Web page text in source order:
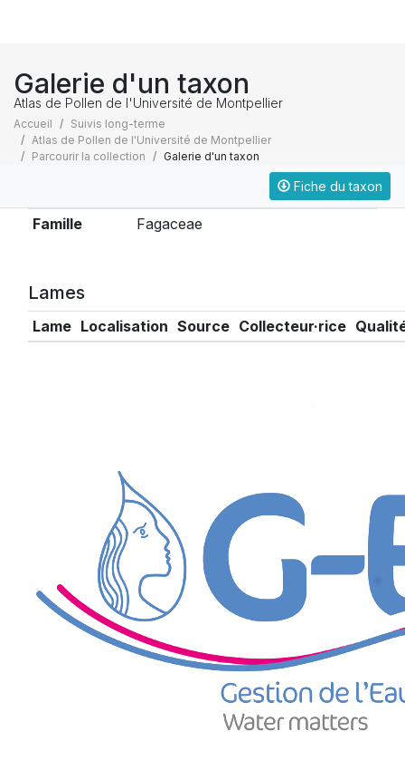
Galerie d'un taxon
Atlas de Pollen de l'Université de Montpellier
Accueil
Suivis long-terme
Atlas de Pollen de l'Université de Montpellier
Parcourir la collection
Galerie d'un taxon
Fiche du taxon
Famille Fagaceae
Lames
Lame Localisation Source Collecteur·rice